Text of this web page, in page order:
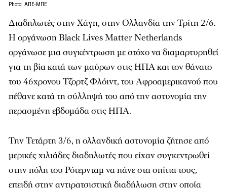
Photo: ΑΠΕ-ΜΠΕ
Διαδηλωτές στην Χάγη, στην Ολλανδία την Τρίτη 2/6.
Η οργάνωση Black Lives Matter Netherlands
οργάνωσε μια συγκέντρωση με στόχο να διαμαρτυρηθεί
για τη βία κατά των μαύρων στις ΗΠΑ και τον θάνατο
του 46χρονου Τζορτζ Φλόιντ, του Αφροαμερικανού που
πέθανε κατά τη σύλληψή του από την αστυνομία την
περασμένη εβδομάδα στις ΗΠΑ.
Την Τετάρτη 3/6, η ολλανδική αστυνομία ζήτησε από
μερικές χιλιάδες διαδηλωτές που είχαν συγκεντρωθεί
στην πόλη του Ρότερνταμ να πάνε στα σπίτια τους,
επειδή στην αντιρατσιστική διαδήλωση στην οποία